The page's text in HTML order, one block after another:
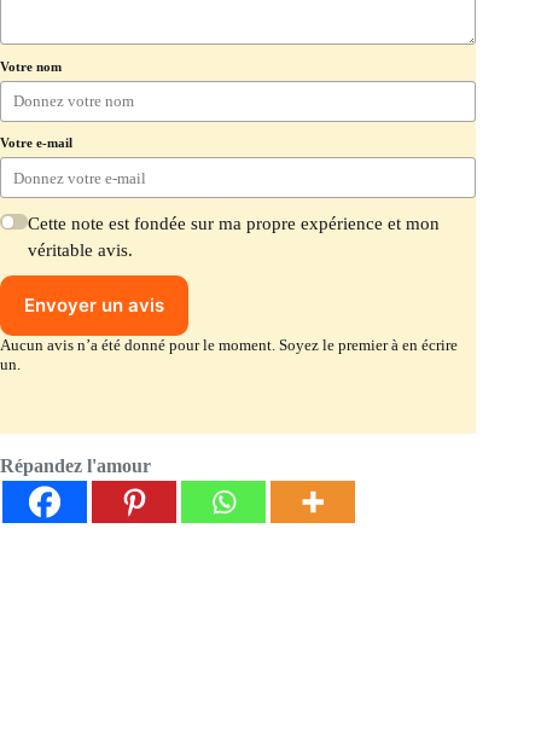
Votre nom
Votre e-mail
Cette note est fondée sur ma propre expérience et mon
véritable avis.
Envoyer un avis
Aucun avis n’a été donné pour le moment. Soyez le premier à en écrire
un.
Répandez l'amour